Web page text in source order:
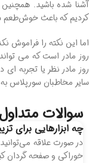
آشنا شده باشید.
کردیم که باعث
اما این نکته را فراموش
روز مادر است که می
روز مادر نظر یا تجربه
سایر مخاطبان سورپلاس
سوالات متداول
چه ابزارهایی برای
در صورت علاقه
خوراکی و صفحه گردان